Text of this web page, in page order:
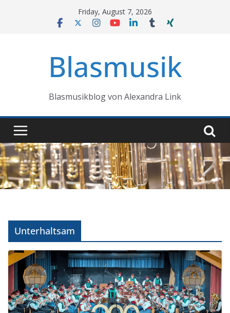
Friday, August 7, 2026
Blasmusik
Blasmusikblog von Alexandra Link
Unterhaltsam